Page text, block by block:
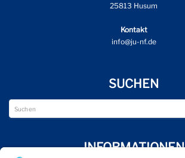
25813 Husum
Kontakt
info@ju-nf.de
SUCHEN
INFORMATIONEN